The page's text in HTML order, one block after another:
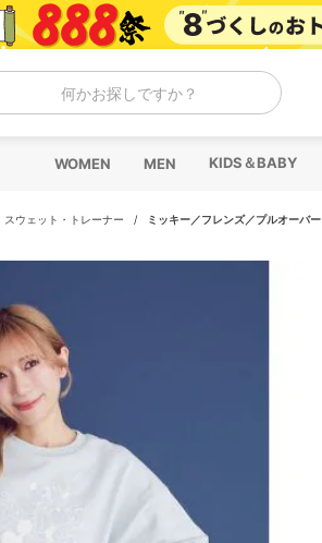
何かお探しですか？
WOMEN MEN KIDS＆BABY
スウェット・トレーナー / ミッキー／フレンズ／プルオーバー